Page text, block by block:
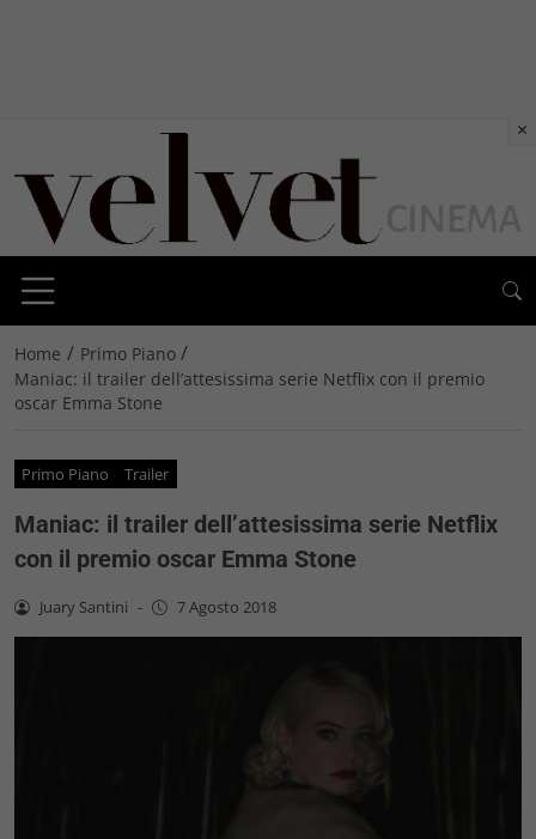
Home / Primo Piano /
Maniac: il trailer dell’attesissima serie Netflix con il premio
oscar Emma Stone
Primo Piano Trailer
Maniac: il trailer dell’attesissima serie Netflix
con il premio oscar Emma Stone
Juary Santini - 7 Agosto 2018
×